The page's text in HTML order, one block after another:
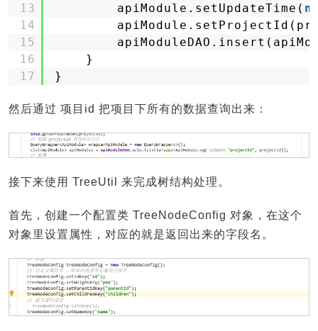
13
14
15
16
17
apiModule.setUpdateTime(
}
}
然后通过 项目id 把项目下所有的数据查询出来：
接下来使用 TreeUtil 来完成树结构处理。
首先，创建一个配置类 TreeNodeConfig 对象，在这个
对象里设置属性，对应的就是返回出来的字段名。